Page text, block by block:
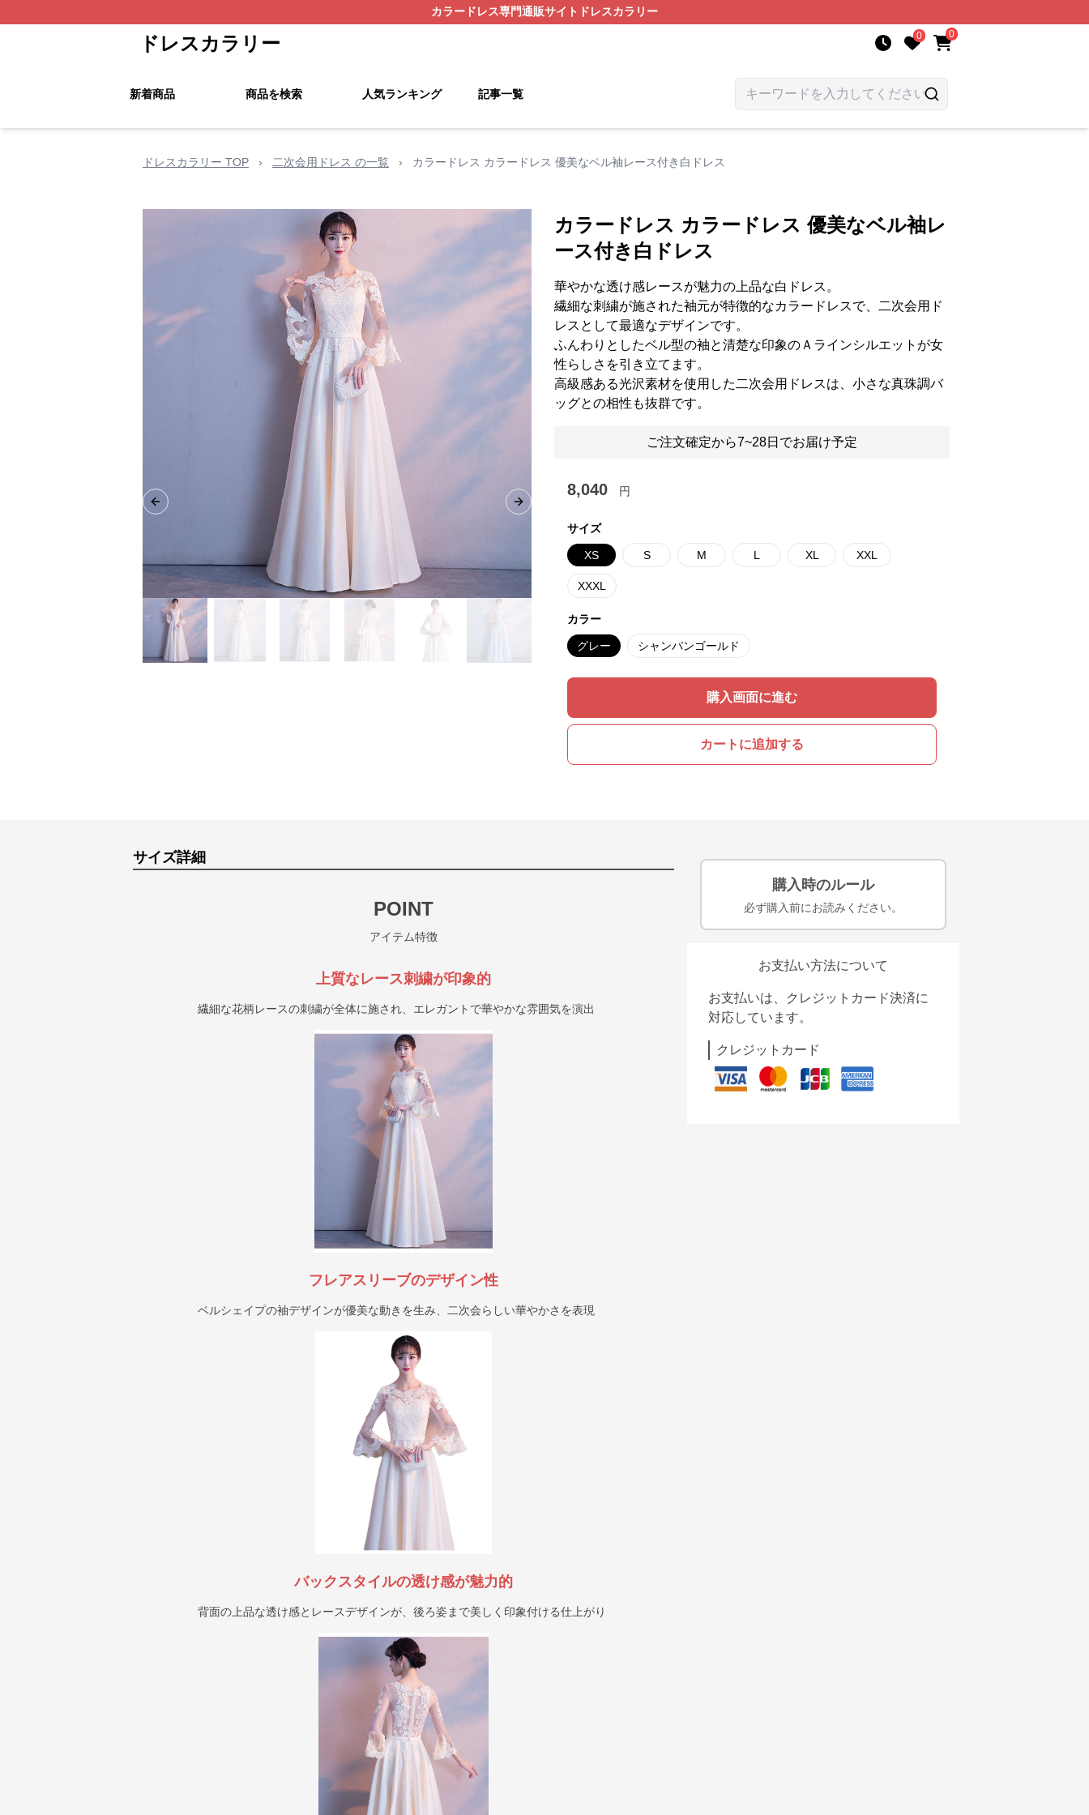
カラードレス専門通販サイト ドレスカラリー
ドレスカラリー 0 0
新着商品 商品を検索 人気ランキング 記事一覧
ドレスカラリー TOP › 二次会用ドレス の一覧 › カラードレス カラードレス 優美なベル袖レース付き白ドレス
Previous slide Next slide
カラードレス カラードレス 優美なベル袖レ
ース付き白ドレス
華やかな透け感レースが魅力の上品な白ドレス。
繊細な刺繍が施された袖元が特徴的なカラードレスで、二次会用ド
レスとして最適なデザインです。
ふんわりとしたベル型の袖と清楚な印象のＡラインシルエットが女
性らしさを引き立てます。
高級感ある光沢素材を使用した二次会用ドレスは、小さな真珠調バ
ッグとの相性も抜群です。
ご注文確定から7~28日でお届け予定
8,040 円
サイズ
XS S M L XL XXL
XXXL
カラー
グレー シャンパンゴールド
購入画面に進む
カートに追加する
サイズ詳細
POINT
アイテム特徴
上質なレース刺繍が印象的
繊細な花柄レースの刺繍が全体に施され、エレガントで華やかな雰囲気を演出
フレアスリーブのデザイン性
ベルシェイプの袖デザインが優美な動きを生み、二次会らしい華やかさを表現
バックスタイルの透け感が魅力的
背面の上品な透け感とレースデザインが、後ろ姿まで美しく印象付ける仕上がり
購入時のルール
必ず購入前にお読みください。
お支払い方法について
お支払いは、クレジットカード決済に
対応しています。
クレジットカード